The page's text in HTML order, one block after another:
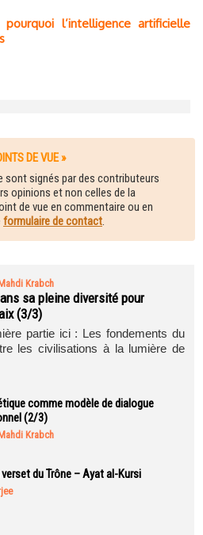
l’intelligence artificielle
DE VUE »
sont signés par des contributeurs
opinions et non celles de la
de vue en commentaire ou en
formulaire de contact.
Krabch
sa pleine diversité pour
(3/3)
partie ici : Les fondements du
les civilisations à la lumière de
comme modèle de dialogue
(2/3)
Krabch
du Trône – Ayat al-Kursi